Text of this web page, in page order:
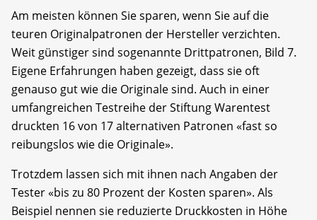
Am meisten können Sie sparen, wenn Sie auf die
teuren Originalpatronen der Hersteller verzichten.
Weit günstiger sind sogenannte Drittpatronen, Bild 7.
Eigene Erfahrungen haben gezeigt, dass sie oft
genauso gut wie die Originale sind. Auch in einer
umfangreichen Testreihe der Stiftung Warentest
druckten 16 von 17 alternativen Patronen «fast so
reibungslos wie die Originale».
Trotzdem lassen sich mit ihnen nach Angaben der
Tester «bis zu 80 Prozent der Kosten sparen». Als
Beispiel nennen sie reduzierte Druckkosten in Höhe